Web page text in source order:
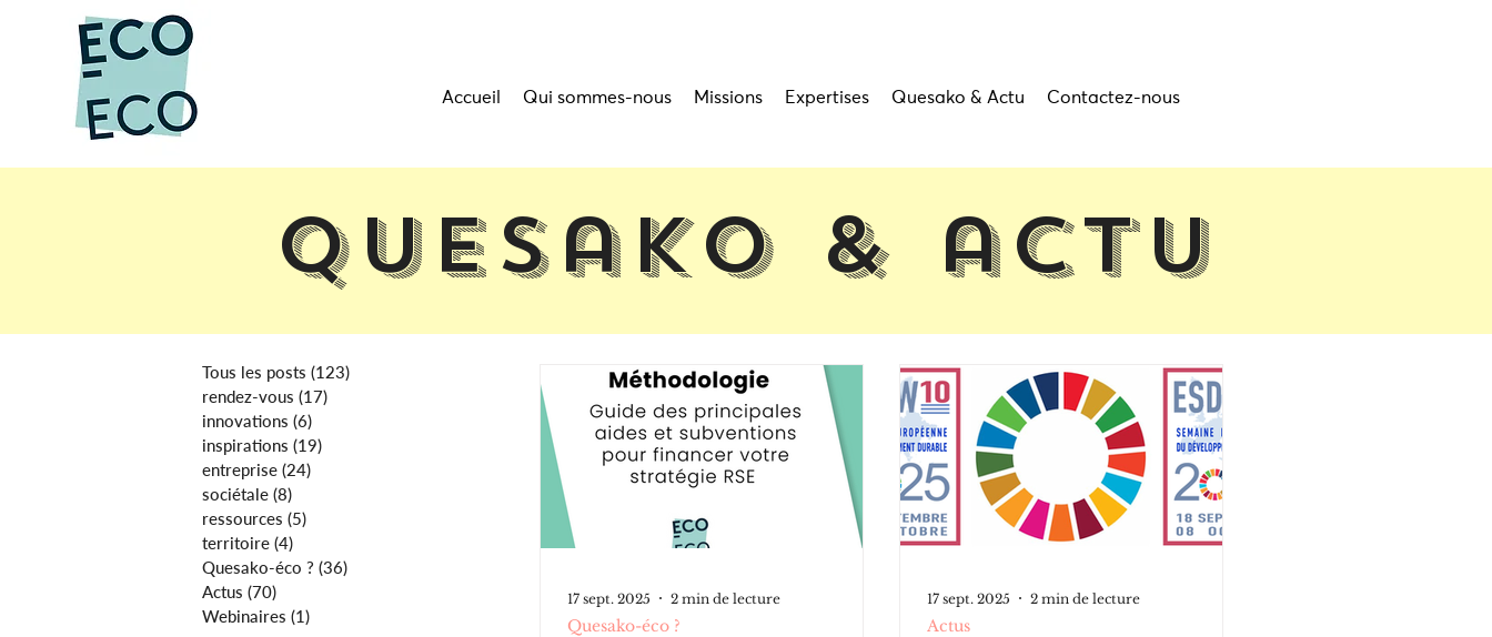
Accueil Qui sommes-nous Missions Expertises Quesako & Actu Contactez-nous
Quesako & actu
Tous les posts (123)
rendez-vous (17)
innovations (6)
inspirations (19)
entreprise (24)
sociétale (8)
ressources (5)
territoire (4)
Quesako-éco ? (36)
Actus (70)
Webinaires (1)
17 sept. 2025 2 min de lecture
Quesako-éco ?
17 sept. 2025 2 min de lecture
Actus